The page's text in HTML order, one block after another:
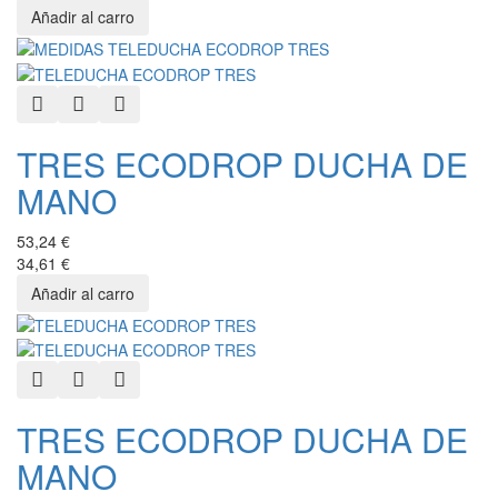
Quick ViewAdd to Wishlist
TRES ECODROP DUCHA DE
MANO
53,24 €
34,61 €
Quick ViewAdd to Wishlist
TRES ECODROP DUCHA DE
MANO